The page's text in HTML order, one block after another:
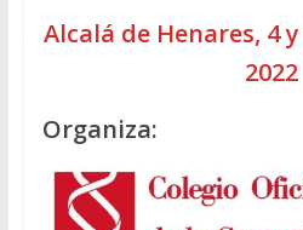
Alcalá de Henares, 4
2022
Organiza: